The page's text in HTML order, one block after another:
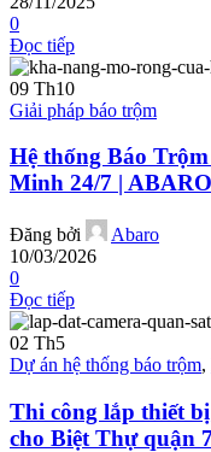
0
Đọc tiếp
09 Th10
Giải pháp báo trộm
Hệ thống Báo
Minh 24/7 | ABARO
Đăng bởi
Abaro
10/03/2026
0
Đọc tiếp
02 Th5
Dự án hệ thống báo trộm,
Thi công lắp thiết
cho Biệt Thự quận 7